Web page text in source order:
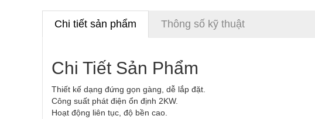
Chi tiết sản phẩm Thông số kỹ thuật
Chi Tiết Sản Phẩm
Thiết kế dạng đứng gọn gàng, dễ lắp đặt.
Công suất phát điện ổn định 2KW.
Hoạt động liên tục, độ bền cao.